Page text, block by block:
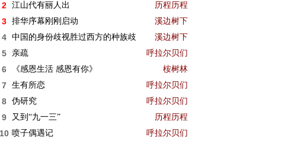
2 江山代有丽人出 历程历程
3 排华序幕刚刚启动 溪边树下
4 中国的身份歧视胜过西方的种族歧 溪边树下
5 亲疏 呼拉尔贝们
6 《感恩生活 感恩有你》 桉树林
7 生有所恋 呼拉尔贝们
8 伪研究 呼拉尔贝们
9 又到“九一三” 历程历程
10 喷子偶遇记 呼拉尔贝们